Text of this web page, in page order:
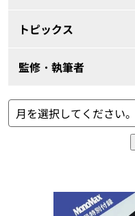
トピックス
監修・執筆者